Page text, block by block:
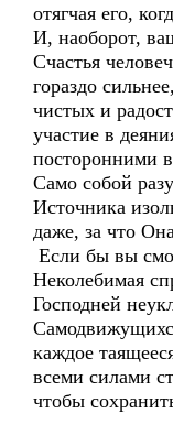
отягчая его,
И, наоборот,
Счастья
гораздо
чистых и
участие в
посторонними
Само собой
Источника
даже, за что
Если бы вы
Неколебимая
Господней
каждое
всеми силами
чтобы